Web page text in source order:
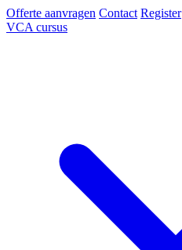
Offerte aanvragen Contact Register
VCA cursus